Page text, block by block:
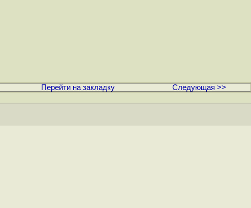
Перейти на закладку Следующая >>